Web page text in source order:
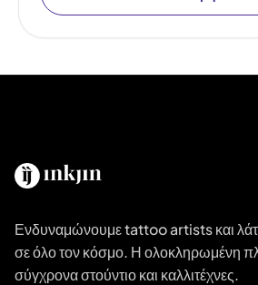
Ενδυναμώνουμε tattoo artists και
σε όλο τον κόσμο. Η ολοκληρωμένη
σύγχρονα στούντιο και καλλιτέχνες.